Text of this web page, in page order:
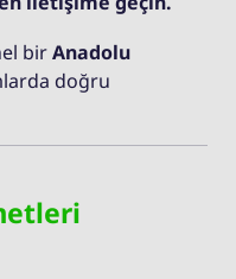
birAnadolu
doğru